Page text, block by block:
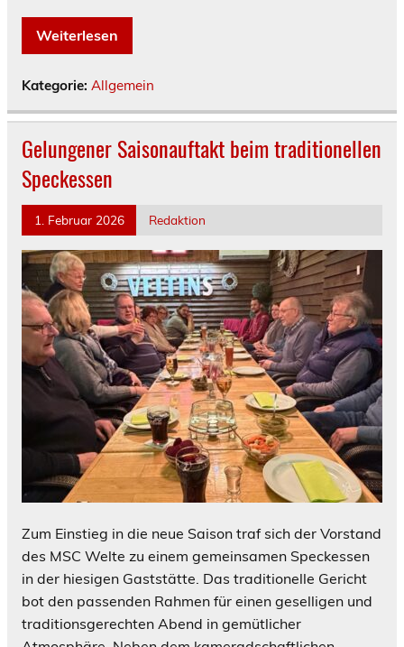
Weiterlesen
Kategorie: Allgemein
Gelungener Saisonauftakt beim traditionellen
Speckessen
1. Februar 2026 Redaktion
Zum Einstieg in die neue Saison traf sich der Vorstand
des MSC Welte zu einem gemeinsamen Speckessen
in der hiesigen Gaststätte. Das traditionelle Gericht
bot den passenden Rahmen für einen geselligen und
traditionsgerechten Abend in gemütlicher